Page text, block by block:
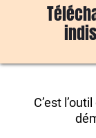
C’est